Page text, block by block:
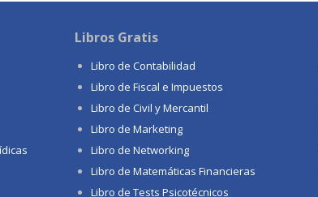
Libros Gratis
Libro de Contabilidad
Libro de Fiscal e Impuestos
Libro de Civil y Mercantil
Libro de Marketing
Libro de Networking
Libro de Matemáticas Financieras
Libro de Tests Psicotécnicos